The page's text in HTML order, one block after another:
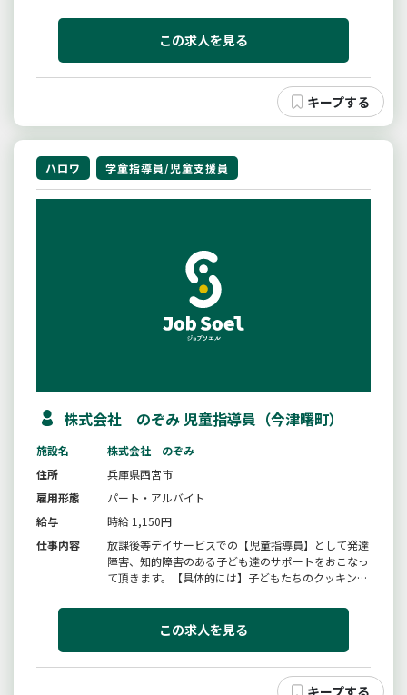
頂いたり、また土曜日や長期休暇時には野外活動（工
場見学や公園遊びなど）での子どもたちと一緒にお出
この求人を見る
ハロワ 学童指導員/児童支援員
株式会社 のぞみ 児童指導員（今津曙町）
施設名
株式会社 のぞみ
住所
兵庫県西宮市
雇用形態
パート・アルバイト
給与
時給 1,150円
仕事内容
放課後等デイサービスでの【児童指導員】として発達
障害、知的障害のある子ども達のサポートをおこなっ
て頂きます。【具体的には】子どもたちのクッキング
頂いたり、また土曜日や長期休暇時には野外活動（工
場見学や公園遊びなど）での子どもたちと一緒にお出
この求人を見る